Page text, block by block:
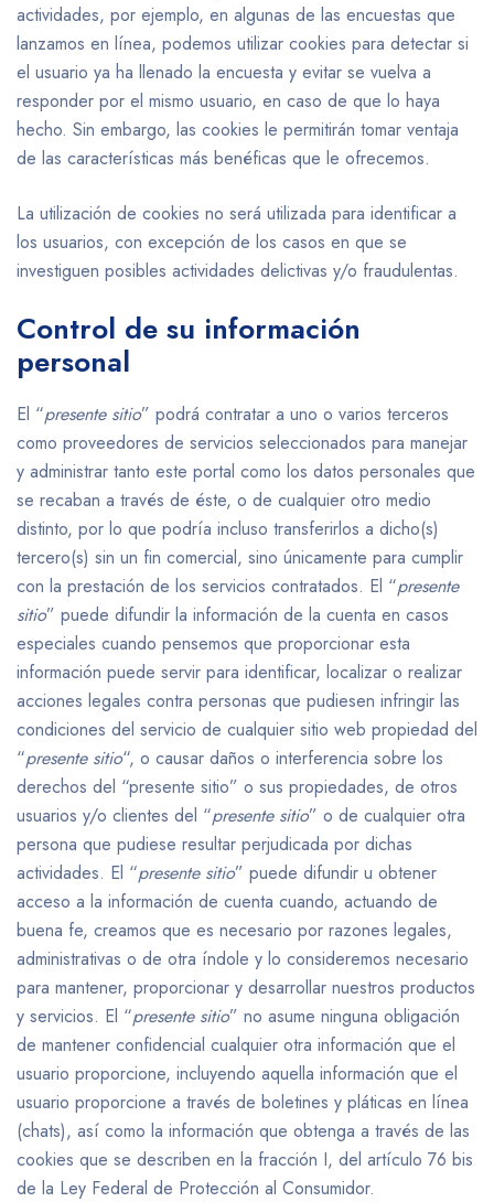
actividades, por ejemplo, en algunas de las encuestas que
lanzamos en línea, podemos utilizar cookies para detectar si
el usuario ya ha llenado la encuesta y evitar se vuelva a
responder por el mismo usuario, en caso de que lo haya
hecho. Sin embargo, las cookies le permitirán tomar ventaja
de las características más benéficas que le ofrecemos.
La utilización de cookies no será utilizada para identificar a
los usuarios, con excepción de los casos en que se
investiguen posibles actividades delictivas y/o fraudulentas.
Control de su información
personal
El “presente sitio” podrá contratar a uno o varios terceros
como proveedores de servicios seleccionados para manejar
y administrar tanto este portal como los datos personales que
se recaban a través de éste, o de cualquier otro medio
distinto, por lo que podría incluso transferirlos a dicho(s)
tercero(s) sin un fin comercial, sino únicamente para cumplir
con la prestación de los servicios contratados. El “presente
sitio” puede difundir la información de la cuenta en casos
especiales cuando pensemos que proporcionar esta
información puede servir para identificar, localizar o realizar
acciones legales contra personas que pudiesen infringir las
condiciones del servicio de cualquier sitio web propiedad del
“presente sitio“, o causar daños o interferencia sobre los
derechos del “presente sitio” o sus propiedades, de otros
usuarios y/o clientes del “presente sitio” o de cualquier otra
persona que pudiese resultar perjudicada por dichas
actividades. El “presente sitio” puede difundir u obtener
acceso a la información de cuenta cuando, actuando de
buena fe, creamos que es necesario por razones legales,
administrativas o de otra índole y lo consideremos necesario
para mantener, proporcionar y desarrollar nuestros productos
y servicios. El “presente sitio” no asume ninguna obligación
de mantener confidencial cualquier otra información que el
usuario proporcione, incluyendo aquella información que el
usuario proporcione a través de boletines y pláticas en línea
(chats), así como la información que obtenga a través de las
cookies que se describen en la fracción I, del artículo 76 bis
de la Ley Federal de Protección al Consumidor.